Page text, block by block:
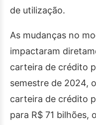
de utilização.
As mudanças no
impactaram
carteira de crédito
semestre de 2024,
carteira de crédito
para R$ 71 bilhões,